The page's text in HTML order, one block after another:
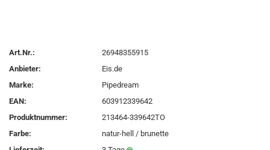
Art.Nr.:
26948355915
Anbieter:
Eis.de
Marke:
Pipedream
EAN:
603912339642
Produktnummer:
213464-339642TO
Farbe:
natur-hell / brunette